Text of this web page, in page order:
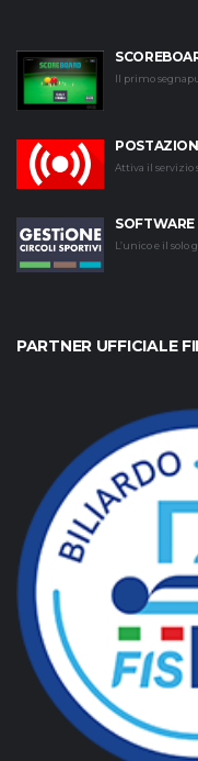
Il primo
Attiva il servizio
SOFTWARE
L’unico e il solo
PARTNER UFFICIALE